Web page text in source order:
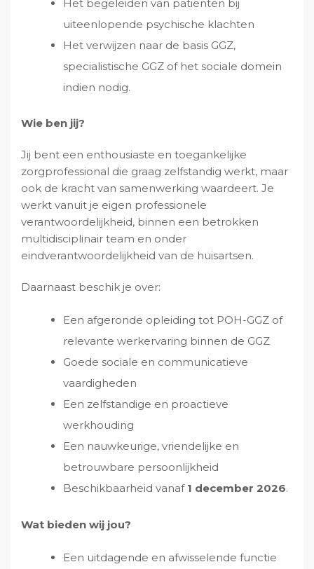
Het begeleiden van patiënten bij
uiteenlopende psychische klachten
Het verwijzen naar de basis GGZ,
specialistische GGZ of het sociale domein
indien nodig.
Wie ben jij?
Jij bent een enthousiaste en toegankelijke
zorgprofessional die graag zelfstandig werkt, maar
ook de kracht van samenwerking waardeert. Je
werkt vanuit je eigen professionele
verantwoordelijkheid, binnen een betrokken
multidisciplinair team en onder
eindverantwoordelijkheid van de huisartsen.
Daarnaast beschik je over:
Een afgeronde opleiding tot POH-GGZ of
relevante werkervaring binnen de GGZ
Goede sociale en communicatieve
vaardigheden
Een zelfstandige en proactieve
werkhouding
Een nauwkeurige, vriendelijke en
betrouwbare persoonlijkheid
Beschikbaarheid vanaf 1 december 2026.
Wat bieden wij jou?
Een uitdagende en afwisselende functie